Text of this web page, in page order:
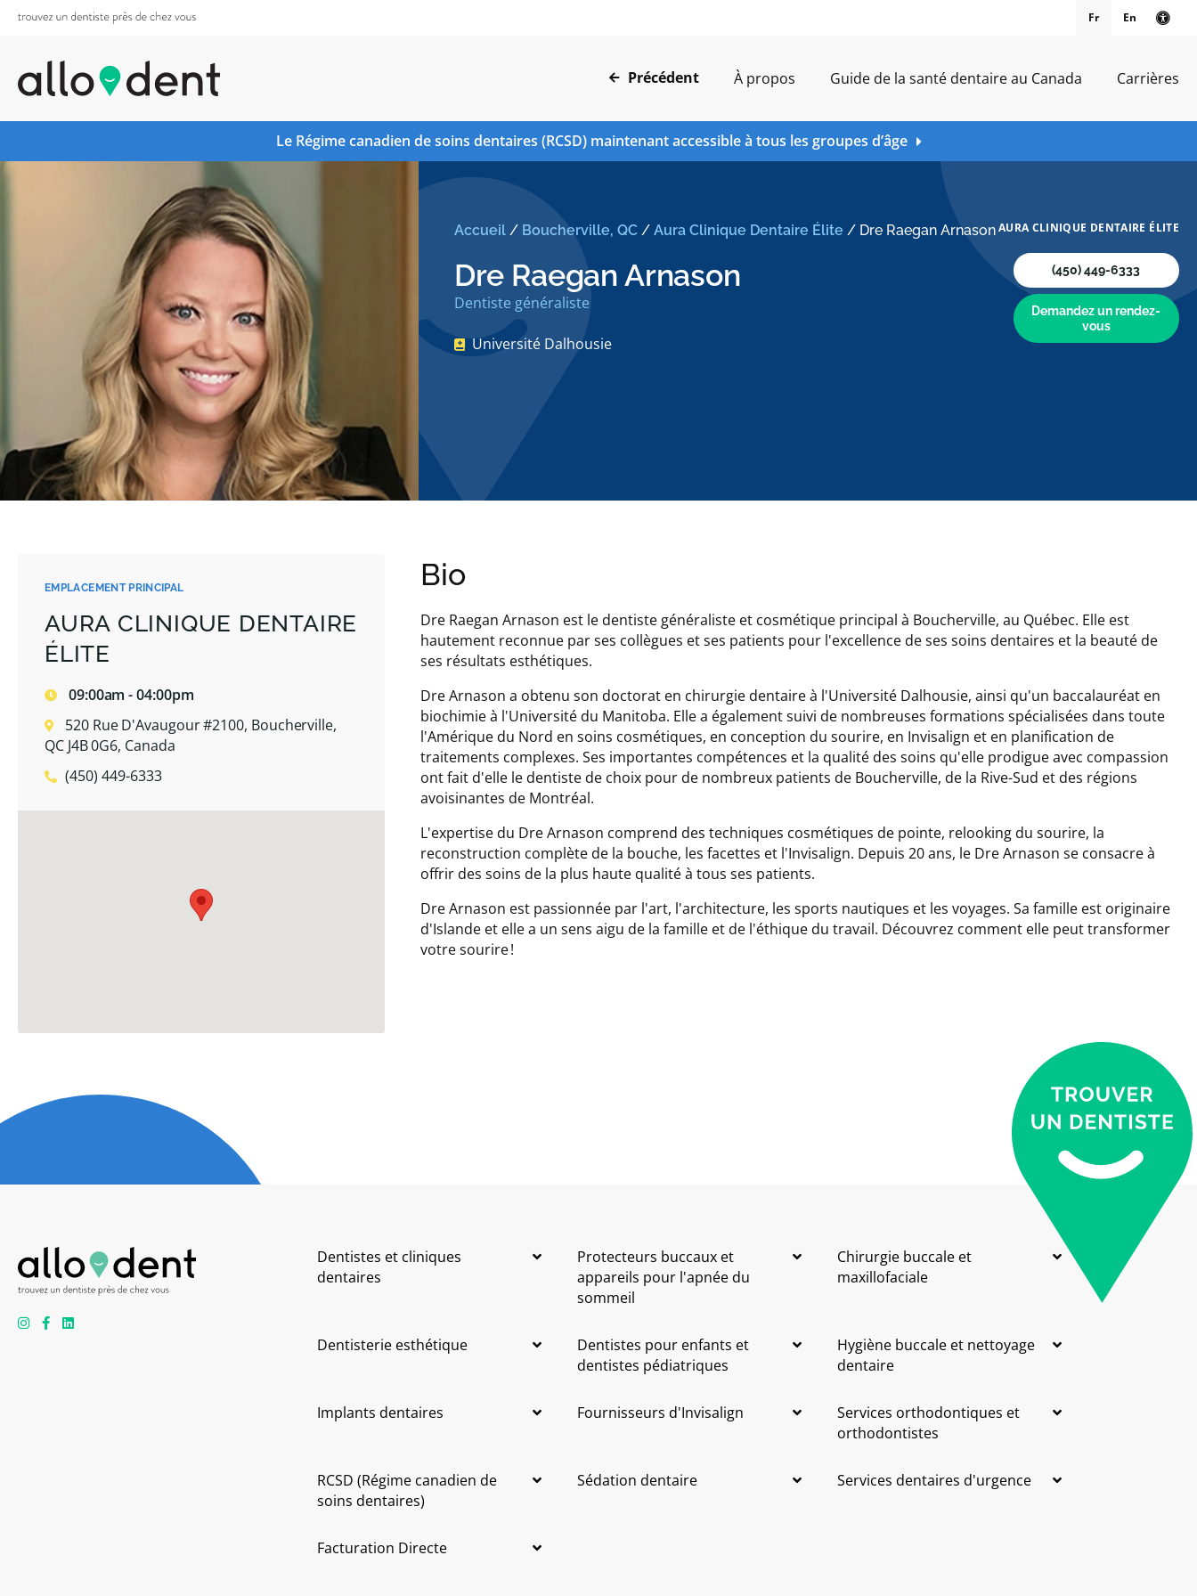
Fr En
Précédent À propos Guide de la santé dentaire au Canada Carrières
Le Régime canadien de soins dentaires (RCSD) maintenant accessible à tous les groupes d’âge
Accueil/ Boucherville, QC / Aura Clinique Dentaire Élite / Dre Raegan Arnason
Dre Raegan Arnason
Dentiste généraliste
Université Dalhousie
AURA CLINIQUE DENTAIRE ÉLITE
(450) 449-6333
Demandez un rendez-
vous
EMPLACEMENT PRINCIPAL
AURA CLINIQUE DENTAIRE
ÉLITE
09:00am - 04:00pm
520 Rue D'Avaugour #2100, Boucherville,
QC J4B 0G6, Canada
(450) 449-6333
Bio
Dre Raegan Arnason est le dentiste généraliste et cosmétique principal à Boucherville, au Québec. Elle est
hautement reconnue par ses collègues et ses patients pour l'excellence de ses soins dentaires et la beauté de
ses résultats esthétiques.
Dre Arnason a obtenu son doctorat en chirurgie dentaire à l'Université Dalhousie, ainsi qu'un baccalauréat en
biochimie à l'Université du Manitoba. Elle a également suivi de nombreuses formations spécialisées dans toute
l'Amérique du Nord en soins cosmétiques, en conception du sourire, en Invisalign et en planification de
traitements complexes. Ses importantes compétences et la qualité des soins qu'elle prodigue avec compassion
ont fait d'elle le dentiste de choix pour de nombreux patients de Boucherville, de la Rive-Sud et des régions
avoisinantes de Montréal.
L'expertise du Dre Arnason comprend des techniques cosmétiques de pointe, relooking du sourire, la
reconstruction complète de la bouche, les facettes et l'Invisalign. Depuis 20 ans, le Dre Arnason se consacre à
offrir des soins de la plus haute qualité à tous ses patients.
Dre Arnason est passionnée par l'art, l'architecture, les sports nautiques et les voyages. Sa famille est originaire
d'Islande et elle a un sens aigu de la famille et de l'éthique du travail. Découvrez comment elle peut transformer
votre sourire !
Dentistes et cliniques
dentaires
Protecteurs buccaux et
appareils pour l'apnée du
sommeil
Chirurgie buccale et
maxillofaciale
Dentisterie esthétique
Dentistes pour enfants et
dentistes pédiatriques
Hygiène buccale et nettoyage
dentaire
Implants dentaires Fournisseurs d'Invisalign
Services orthodontiques et
orthodontistes
RCSD (Régime canadien de
soins dentaires)
Sédation dentaire Services dentaires d'urgence
Facturation Directe